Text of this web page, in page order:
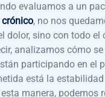
evaluamos a un
, no nos
dolor, sino con todo el
analizamos cómo se
participando en el
está la estabilidad
manera, podemos